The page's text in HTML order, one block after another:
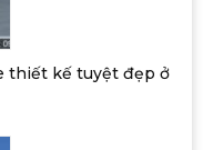
thiết kế tuyệt đẹp ở